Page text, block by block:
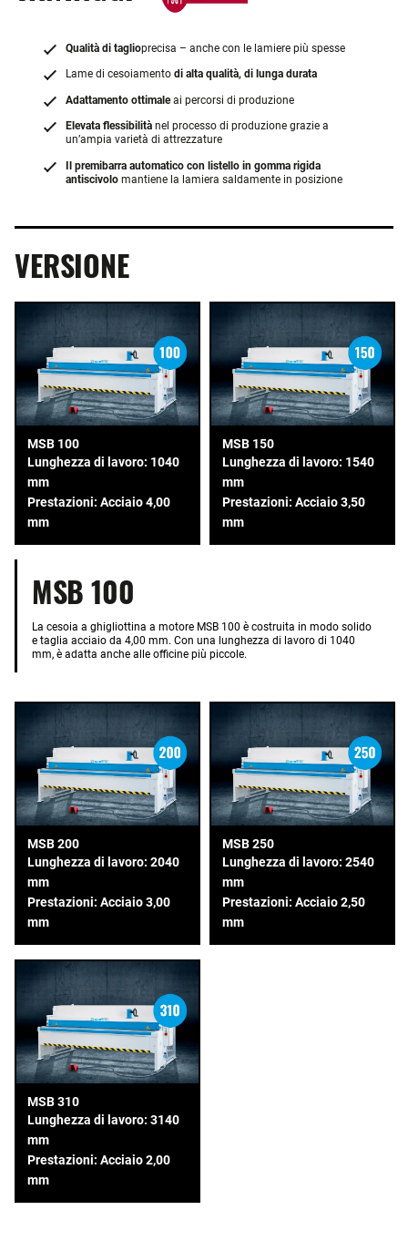
Qualità di taglioprecisa – anche con le lamiere più spesse
Lame di cesoiamento di alta qualità, di lunga durata
Adattamento ottimaleai percorsi di produzione
Elevata flessibilità nel processo di produzione grazie a
un’ampia varietà di attrezzature
Il premibarra automatico con listello in gomma rigida
antiscivolo mantiene la lamiera saldamente in posizione
VERSIONE
MSB 100
Lunghezza di lavoro: 1040
mm
Prestazioni: Acciaio 4,00
mm
MSB 150
Lunghezza di lavoro: 1540
mm
Prestazioni: Acciaio 3,50
mm
MSB 100
La cesoia a ghigliottina a motore MSB 100 è costruita in modo solido
e taglia acciaio da 4,00 mm. Con una lunghezza di lavoro di 1040
mm, è adatta anche alle officine più piccole.
MSB 200
Lunghezza di lavoro: 2040
mm
Prestazioni: Acciaio 3,00
mm
MSB 250
Lunghezza di lavoro: 2540
mm
Prestazioni: Acciaio 2,50
mm
MSB 310
Lunghezza di lavoro: 3140
mm
Prestazioni: Acciaio 2,00
mm